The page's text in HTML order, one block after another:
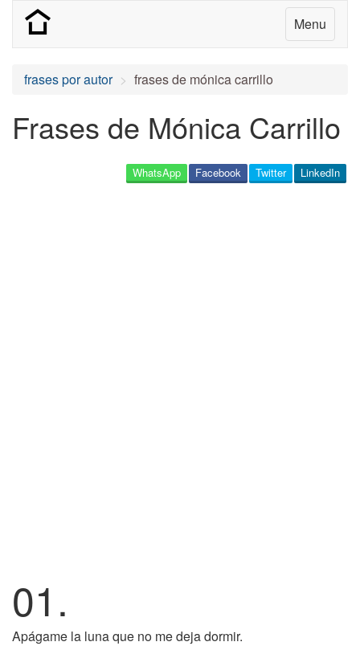
Menu
frases por autor frases de mónica carrillo
Frases de Mónica Carrillo
LinkedIn
Twitter
Facebook
WhatsApp
01.
Apágame la luna que no me deja dormir.